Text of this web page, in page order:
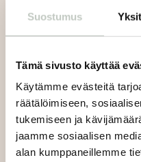
Suostumus
Tämä sivusto käyttää
Käytämme evästeitä
räätälöimiseen,
tukemiseen ja
jaamme sosiaalisen
alan kumppaneillemme
Opettamisessa minua
astangajooga saa aikaan
aina yhtä arvokas. On
oppilaan tietoista matkaa
psyykkistä elämää.
fyysinen harjoitus kääntyy
tunteiden sekä itsensä